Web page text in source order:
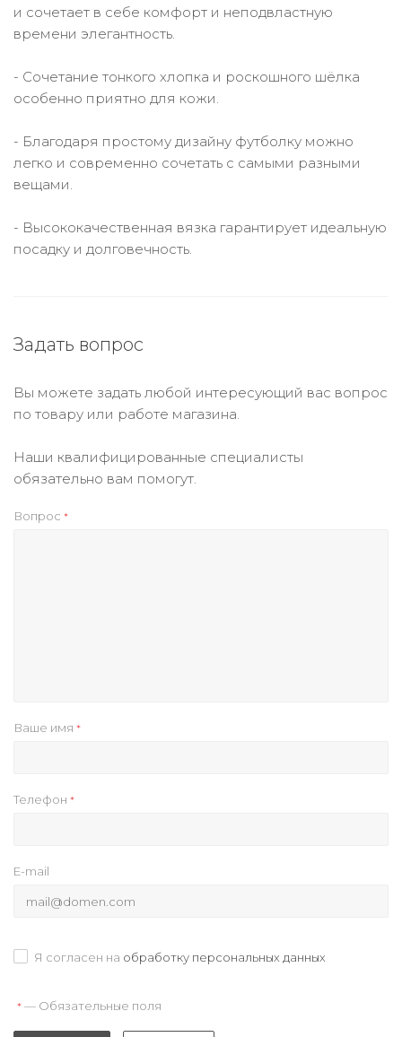
и сочетает в себе комфорт и неподвластную
времени элегантность.
- Сочетание тонкого хлопка и роскошного шёлка
особенно приятно для кожи.
- Благодаря простому дизайну футболку можно
легко и современно сочетать с самыми разными
вещами.
- Высококачественная вязка гарантирует идеальную
посадку и долговечность.
Задать вопрос
Вы можете задать любой интересующий вас вопрос
по товару или работе магазина.
Наши квалифицированные специалисты
обязательно вам помогут.
Вопрос *
Ваше имя *
Телефон *
E-mail
Я согласен на обработку персональных данных
* — Обязательные поля